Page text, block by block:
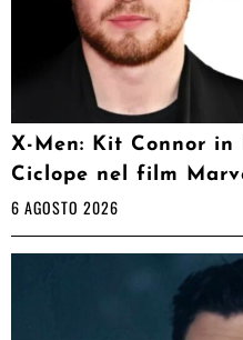
X-Men: Kit Connor
Ciclope nel film
6 AGOSTO 2026